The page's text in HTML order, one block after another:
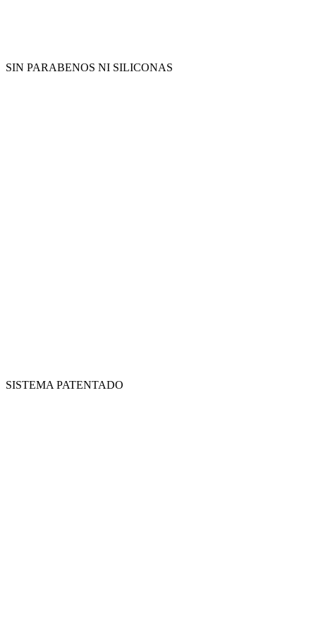
SIN PARABENOS NI SILICONAS
SISTEMA PATENTADO